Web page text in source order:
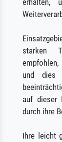
starken
und dies
auf dieser
durch ihre
Ihre leicht